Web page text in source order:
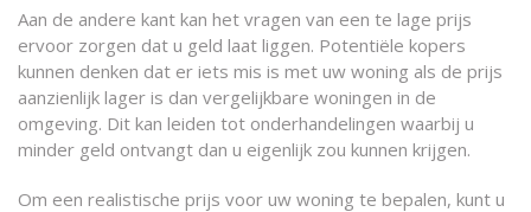
Aan de andere kant kan het vragen van een te lage prijs
ervoor zorgen dat u geld laat liggen. Potentiële kopers
kunnen denken dat er iets mis is met uw woning als de prijs
aanzienlijk lager is dan vergelijkbare woningen in de
omgeving. Dit kan leiden tot onderhandelingen waarbij u
minder geld ontvangt dan u eigenlijk zou kunnen krijgen.
Om een realistische prijs voor uw woning te bepalen, kunt u